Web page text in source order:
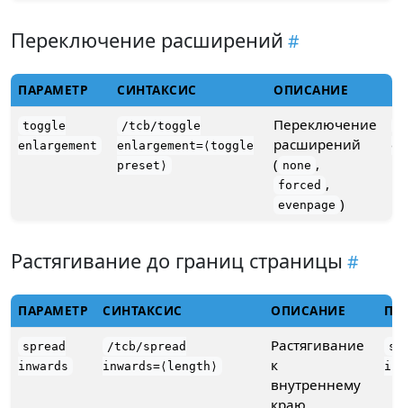
Переключение расширений
ПАРАМЕТР СИНТАКСИС ОПИСАНИЕ
toggle
enlargement
/tcb/toggle
enlargement=⟨toggle
preset⟩
Переключение
расширений
( none ,
forced ,
evenpage )
Растягивание до границ страницы
ПАРАМЕТР СИНТАКСИС ОПИСАНИЕ
spread
inwards
/tcb/spread
inwards=⟨length⟩
Растягивание
к
внутреннему
краю